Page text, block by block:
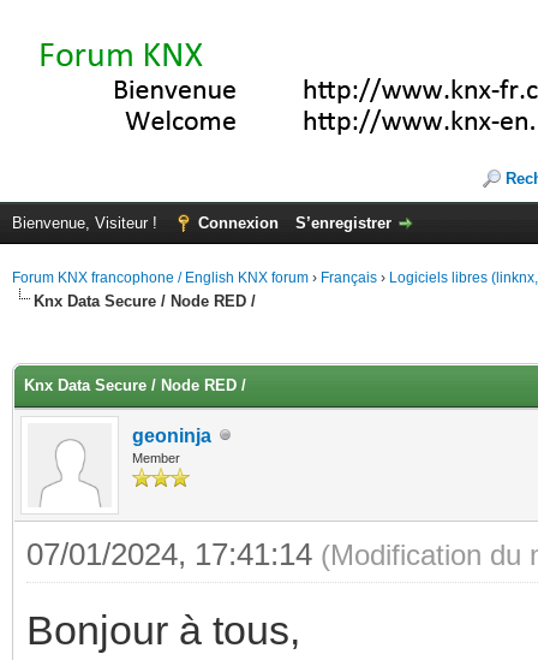
Bienvenue, Visiteur ! Connexion S’enregistrer
Forum KNX francophone / English KNX forum › Français › Logiciels libres
Knx Data Secure / Node RED /
Knx Data Secure / Node RED /
geoninja
Member
07/01/2024, 17:41:14 (Modification du
Bonjour à tous,